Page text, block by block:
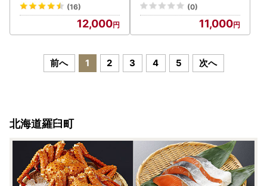
(16)
12,000
(0)
11,000
前へ 1 2 3 4 5 次へ
北海道羅臼町